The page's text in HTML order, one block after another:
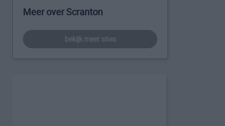
Meer over Scranton
bekijk meer sites